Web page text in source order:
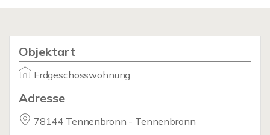
Objektart
Erdgeschosswohnung
Adresse
78144 Tennenbronn - Tennenbronn